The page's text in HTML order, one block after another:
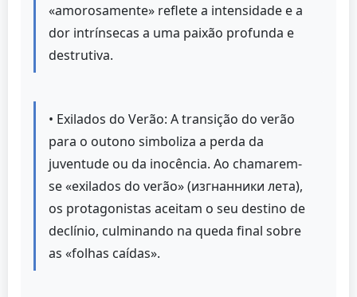
«amorosamente» reflete a intensidade e a
dor intrínsecas a uma paixão profunda e
destrutiva.
• Exilados do Verão: A transição do verão
para o outono simboliza a perda da
juventude ou da inocência. Ao chamarem-
se «exilados do verão» (изгнанники лета),
os protagonistas aceitam o seu destino de
declínio, culminando na queda final sobre
as «folhas caídas».